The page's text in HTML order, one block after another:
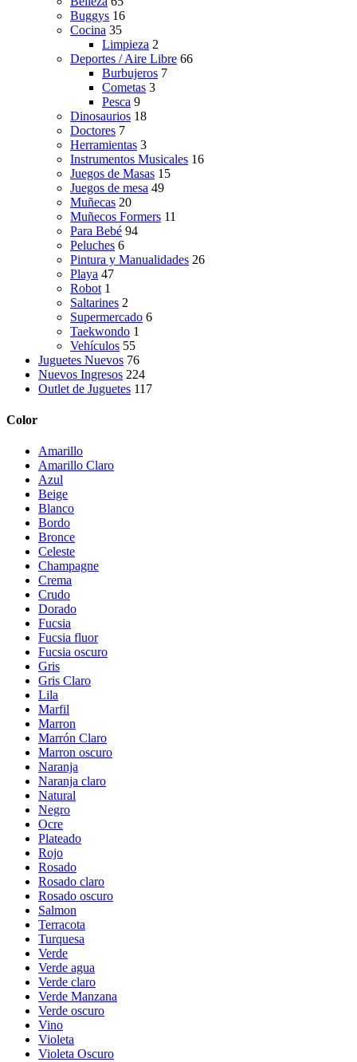
Buggys 16
Cocina 35
Limpieza 2
Deportes / Aire Libre 66
Burbujeros 7
Cometas 3
Pesca 9
Dinosaurios 18
Doctores 7
Herramientas 3
Instrumentos Musicales 16
Juegos de Masas 15
Juegos de mesa 49
Muñecas 20
Muñecos Formers 11
Para Bebé 94
Peluches 6
Pintura y Manualidades 26
Playa 47
Robot 1
Saltarines 2
Supermercado 6
Taekwondo 1
Vehículos 55
Juguetes Nuevos 76
Nuevos Ingresos 224
Outlet de Juguetes 117
Color
Amarillo
Amarillo Claro
Azul
Beige
Blanco
Bordo
Bronce
Celeste
Champagne
Crema
Crudo
Dorado
Fucsia
Fucsia fluor
Fucsia oscuro
Gris
Gris Claro
Lila
Marfil
Marron
Marrón Claro
Marron oscuro
Naranja
Naranja claro
Natural
Negro
Ocre
Plateado
Rojo
Rosado
Rosado claro
Rosado oscuro
Salmon
Terracota
Turquesa
Verde
Verde agua
Verde claro
Verde Manzana
Verde oscuro
Vino
Violeta
Violeta Oscuro